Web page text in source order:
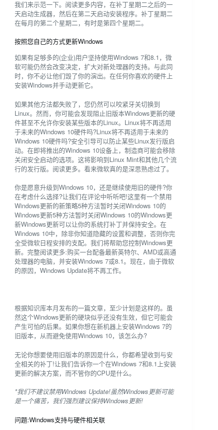
我们来示范一下。阅读更多内容，在补丁星期二之后的一
天启动生成器，然后在第二天启动安装程序。补丁星期二
在每月的第二个星期二，有时是第四个星期二。
按照您自己的方式更新Windows
如果有足够多的(企业)用户坚持使用Windows 7和8.1，微
软可能仍然会改变决定，扩大对新处理器的支持。与此同
时，你不必让他们毁了你的演出。在任何你喜欢的硬件上
安装Windows并手动更新它。
如果其他方法都失败了，您仍然可以咬紧牙关切换到
Linux。然而，你可能会发现阻止旧版本Windows更新的硬
件甚至不允许你安装某些版本的Linux。Linux将不再适用
于未来的Windows 10硬件吗?Linux将不再适用于未来的
Windows 10硬件吗?安全引导可以防止某些Linux发行版启
动。在即将推出的Windows 10设备上，制造商可能会移除
关闭安全启动的选项。这将影响到Linux Mint和其他几个流
行的发行版。阅读更多。看来微软真的是深思熟虑过了。
你是愿意升级到Windows 10，还是继续使用旧的硬件?你
在考虑什么选择?让我们在评论中听听吧!这里有一个禁用
Windows更新的新策略5种方法暂时关闭Windows 10的
Windows更新5种方法暂时关闭Windows 10的Windows更
新Windows更新可以让你的系统打补丁并保持安全。在
Windows 10中，除非你知道隐藏的设置和调整，否则你完
全受微软日程安排的支配。我们将帮助您控制Windows更
新。完整阅读更多:购买一台配备最新英特尔、AMD或高通
处理器的电脑，并安装Windows 7或8.1。现在，由于微软
的原因，Windows Update将不再工作。
根据知识库本月发布的一篇文章，至少计划是这样的。虽
然这个Windows更新的硬块似乎还没有生效，但它可能会
产生可怕的后果。如果你想在新机器上安装Windows 7的
旧版本，从而避免使用Windows 10，该怎么办?
无论你想要使用旧版本的原因是什么，你都希望收到与安
全相关的补丁!让我们告诉你一个在Windows 7和8.1上安装
更新的解决方案，而不管你的CPU是什么。
*我们不建议禁用Windows Update!虽然Windows更新可能
是一个痛苦，我们强烈建议保持Windows更新!
问题:Windows支持与硬件相关联